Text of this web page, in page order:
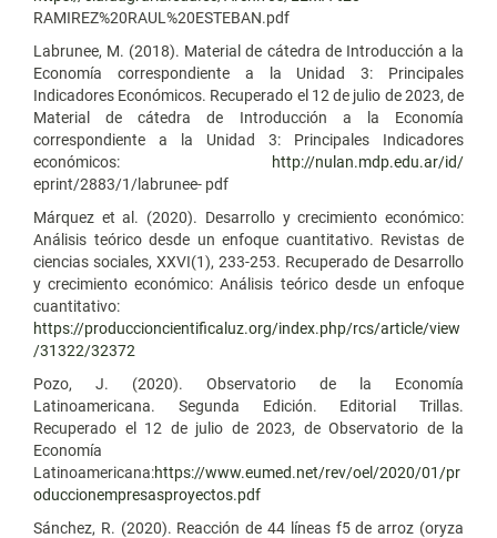
RAMIREZ%20RAUL%20ESTEBAN.pdf
Labrunee, M. (2018). Material de cátedra de Introducción a la
Economía correspondiente a la Unidad 3: Principales
Indicadores Económicos. Recuperado el 12 de julio de 2023, de
Material de cátedra de Introducción a la Economía
correspondiente a la Unidad 3: Principales Indicadores
económicos:
http://nulan.mdp.edu.ar/id/
eprint/2883/1/labrunee- pdf
Márquez et al. (2020). Desarrollo y crecimiento económico:
Análisis teórico desde un enfoque cuantitativo. Revistas de
ciencias sociales, XXVI(1), 233-253. Recuperado de Desarrollo
y crecimiento económico: Análisis teórico desde un enfoque
cuantitativo:
https://produccioncientificaluz.org/index.php/rcs/article/view
/31322/32372
Pozo, J. (2020). Observatorio de la Economía
Latinoamericana. Segunda Edición. Editorial Trillas.
Recuperado el 12 de julio de 2023, de Observatorio de la
Economía
Latinoamericana:https://www.eumed.net/rev/oel/2020/01/pr
oduccionempresasproyectos.pdf
Sánchez, R. (2020). Reacción de 44 líneas f5 de arroz (oryza